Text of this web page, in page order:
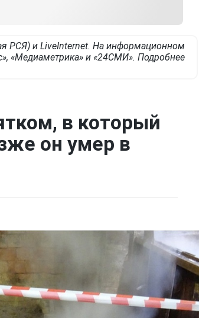
РСЯ) и LiveInternet. На информационном
«Медиаметрика» и «24СМИ». Подробнее
в который
он умер в